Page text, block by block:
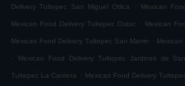
Delivery Tultepec San Miguel Otlica . Mexican
Mexican Food Delivery Tultepec Oxtoc . Mexican
Mexican Food Delivery Tultepec San Martin .
.
Mexican Food Delivery Tultepec Jardines de
Tultepec La Cantera . Mexican Food Delivery